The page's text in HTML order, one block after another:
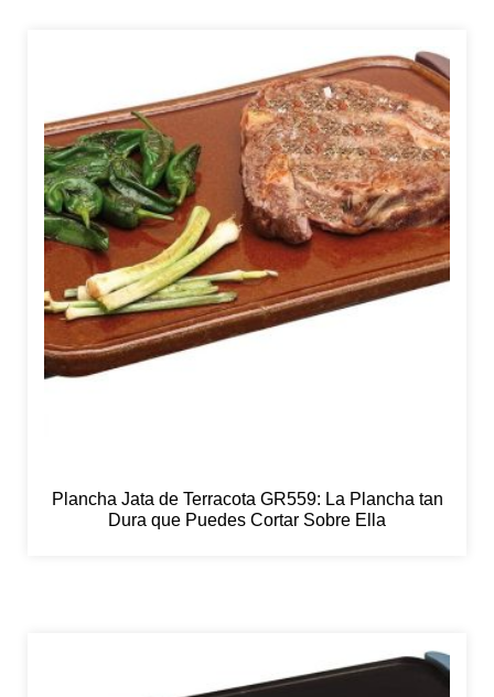
Plancha Jata de Terracota GR559: La Plancha tan
Dura que Puedes Cortar Sobre Ella